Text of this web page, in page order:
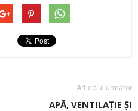
Articolul următor
APĂ, VENTILAȚIE ȘI